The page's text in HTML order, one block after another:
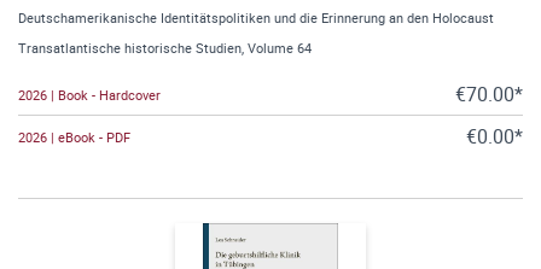
Deutschamerikanische Identitätspolitiken und die Erinnerung an den Holocaust
Transatlantische historische Studien, Volume 64
2026 | Book - Hardcover €70.00*
2026 | eBook - PDF €0.00*